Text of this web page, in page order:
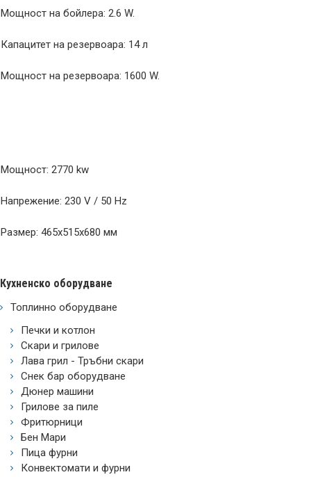
Мощност на бойлера: 2.6 W.
Капацитет на резервоара: 14 л
Мощност на резервоара: 1600 W.
Мощност: 2770 kw
Напрежение: 230 V / 50 Hz
Размер: 465x515x680 мм
Кухненско оборудване
Топлинно оборудване
Печки и котлон
Скари и грилове
Лава грил - Тръбни скари
Снек бар оборудване
Дюнер машини
Грилове за пиле
Фритюрници
Бен Мари
Пица фурни
Конвектомати и фурни